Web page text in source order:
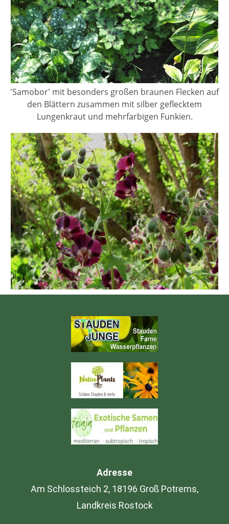
'Samobor' mit besonders großen braunen Flecken auf
den Blättern zusammen mit silber geflecktem
Lungenkraut und mehrfarbigen Funkien.
Adresse
Am Schlossteich 2, 18196 Groß Potrems,
Landkreis Rostock